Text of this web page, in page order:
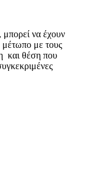
μπορεί να έχουν
μέτωπο με τους
και θέση που